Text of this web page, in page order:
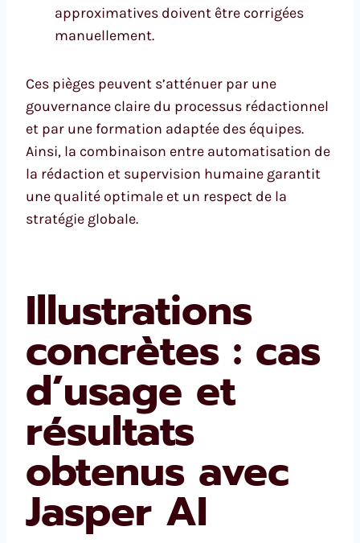
approximatives doivent être corrigées
manuellement.
Ces pièges peuvent s’atténuer par une
gouvernance claire du processus rédactionnel
et par une formation adaptée des équipes.
Ainsi, la combinaison entre automatisation de
la rédaction et supervision humaine garantit
une qualité optimale et un respect de la
stratégie globale.
Illustrations
concrètes : cas
d’usage et
résultats
obtenus avec
Jasper AI